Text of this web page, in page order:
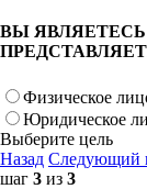
ВЫ
Физическое
Юридическое
Выберите цель
Назад Следующий
шаг 3 из 3